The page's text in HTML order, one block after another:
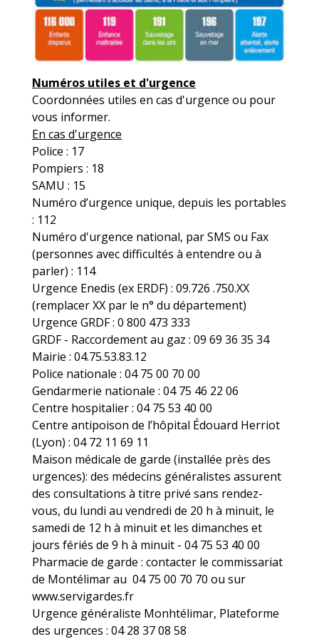
Numéros utiles et d'urgence
Coordonnées utiles en cas d'urgence ou pour
vous informer.
En cas d'urgence
Police : 17
Pompiers : 18
SAMU : 15
Numéro d’urgence unique, depuis les portables
: 112
Numéro d'urgence national, par SMS ou Fax
(personnes avec difficultés à entendre ou à
parler) : 114
Urgence Enedis (ex ERDF) : 09.726 .750.XX
(remplacer XX par le n° du département)
Urgence GRDF : 0 800 473 333
GRDF - Raccordement au gaz : 09 69 36 35 34
Mairie : 04.75.53.83.12
Police nationale : 04 75 00 70 00
Gendarmerie nationale : 04 75 46 22 06
Centre hospitalier : 04 75 53 40 00
Centre antipoison de l’hôpital Édouard Herriot
(Lyon) : 04 72 11 69 11
Maison médicale de garde (installée près des
urgences): des médecins généralistes assurent
des consultations à titre privé sans rendez-
vous, du lundi au vendredi de 20 h à minuit, le
samedi de 12 h à minuit et les dimanches et
jours fériés de 9 h à minuit - 04 75 53 40 00
Pharmacie de garde : contacter le commissariat
de Montélimar au 04 75 00 70 70 ou sur
www.servigardes.fr
Urgence généraliste Monhtélimar, Plateforme
des urgences : 04 28 37 08 58